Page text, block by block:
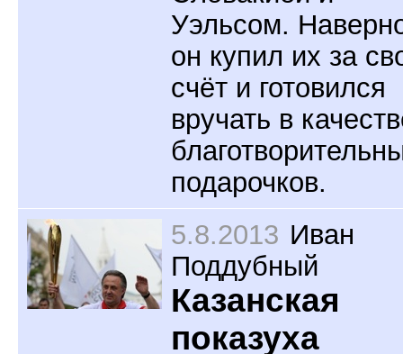
Уэльсом.
он купил их за
счёт и готовился
вручать в
подарочков.
5.8.2013 Иван
Поддубный
Казанская
показуха